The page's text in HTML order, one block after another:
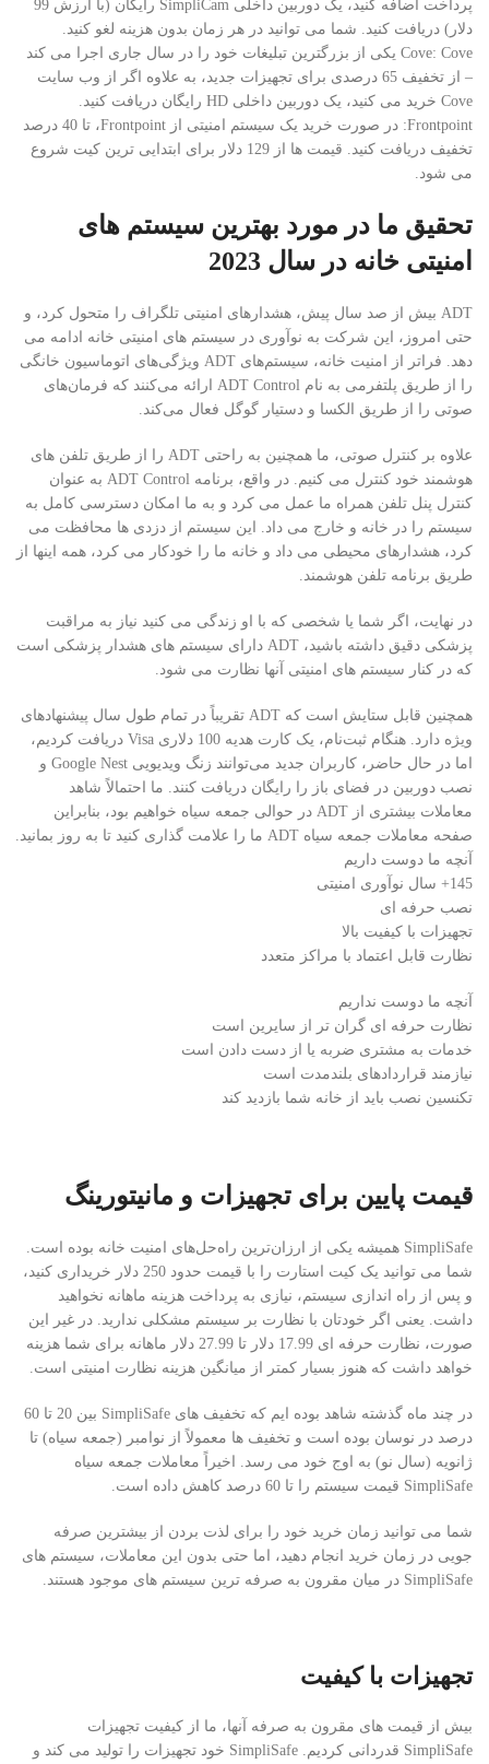
پرداخت اضافه کنید، یک دوربین داخلی SimpliCam رایگان (با ارزش 99
دلار) دریافت کنید. شما می توانید در هر زمان بدون هزینه لغو کنید.
Cove: Cove یکی از بزرگترین تبلیغات خود را در سال جاری اجرا می کند
– از تخفیف 65 درصدی برای تجهیزات جدید، به علاوه اگر از وب سایت
Cove خرید می کنید، یک دوربین داخلی HD رایگان دریافت کنید.
Frontpoint: در صورت خرید یک سیستم امنیتی از Frontpoint، تا 40 درصد
تخفیف دریافت کنید. قیمت ها از 129 دلار برای ابتدایی ترین کیت شروع
می شود.
تحقیق ما در مورد بهترین سیستم های
امنیتی خانه در سال 2023
ADT بیش از صد سال پیش، هشدارهای امنیتی تلگراف را متحول کرد، و
حتی امروز، این شرکت به نوآوری در سیستم های امنیتی خانه ادامه می
دهد. فراتر از امنیت خانه، سیستم‌های ADT ویژگی‌های اتوماسیون خانگی
را از طریق پلتفرمی به نام ADT Control ارائه می‌کنند که فرمان‌های
صوتی را از طریق الکسا و دستیار گوگل فعال می‌کند.
علاوه بر کنترل صوتی، ما همچنین به راحتی ADT را از طریق تلفن های
هوشمند خود کنترل می کنیم. در واقع، برنامه ADT Control به عنوان
کنترل پنل تلفن همراه ما عمل می کرد و به ما امکان دسترسی کامل به
سیستم را در خانه و خارج می داد. این سیستم از دزدی ها محافظت می
کرد، هشدارهای محیطی می داد و خانه ما را خودکار می کرد، همه اینها از
طریق برنامه تلفن هوشمند.
در نهایت، اگر شما یا شخصی که با او زندگی می کنید نیاز به مراقبت
پزشکی دقیق داشته باشید، ADT دارای سیستم های هشدار پزشکی است
که در کنار سیستم های امنیتی آنها نظارت می شود.
همچنین قابل ستایش است که ADT تقریباً در تمام طول سال پیشنهادهای
ویژه دارد. هنگام ثبت‌نام، یک کارت هدیه 100 دلاری Visa دریافت کردیم،
اما در حال حاضر، کاربران جدید می‌توانند زنگ ویدیویی Google Nest و
نصب دوربین در فضای باز را رایگان دریافت کنند. ما احتمالاً شاهد
معاملات بیشتری از ADT در حوالی جمعه سیاه خواهیم بود، بنابراین
صفحه معاملات جمعه سیاه ADT ما را علامت گذاری کنید تا به روز بمانید.
آنچه ما دوست داریم
145+ سال نوآوری امنیتی
نصب حرفه ای
تجهیزات با کیفیت بالا
نظارت قابل اعتماد با مراکز متعدد
آنچه ما دوست نداریم
نظارت حرفه ای گران تر از سایرین است
خدمات به مشتری ضربه یا از دست دادن است
نیازمند قراردادهای بلندمدت است
تکنسین نصب باید از خانه شما بازدید کند
قیمت پایین برای تجهیزات و مانیتورینگ
SimpliSafe همیشه یکی از ارزان‌ترین راه‌حل‌های امنیت خانه بوده است.
شما می توانید یک کیت استارت را با قیمت حدود 250 دلار خریداری کنید،
و پس از راه اندازی سیستم، نیازی به پرداخت هزینه ماهانه نخواهید
داشت. یعنی اگر خودتان با نظارت بر سیستم مشکلی ندارید. در غیر این
صورت، نظارت حرفه ای 17.99 دلار تا 27.99 دلار ماهانه برای شما هزینه
خواهد داشت که هنوز بسیار کمتر از میانگین هزینه نظارت امنیتی است.
در چند ماه گذشته شاهد بوده ایم که تخفیف های SimpliSafe بین 20 تا 60
درصد در نوسان بوده است و تخفیف ها معمولاً از نوامبر (جمعه سیاه) تا
ژانویه (سال نو) به اوج خود می رسد. اخیراً معاملات جمعه سیاه
SimpliSafe قیمت سیستم را تا 60 درصد کاهش داده است.
شما می توانید زمان خرید خود را برای لذت بردن از بیشترین صرفه
جویی در زمان خرید انجام دهید، اما حتی بدون این معاملات، سیستم های
SimpliSafe در میان مقرون به صرفه ترین سیستم های موجود هستند.
تجهیزات با کیفیت
بیش از قیمت های مقرون به صرفه آنها، ما از کیفیت تجهیزات
SimpliSafe قدردانی کردیم. SimpliSafe خود تجهیزات را تولید می کند و